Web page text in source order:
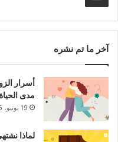
Channel
آخر ما تم نشره
أسرار
مدى الحياة
19 يونيو، 2025
لماذا